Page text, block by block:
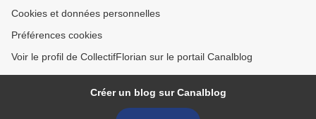
Cookies et données personnelles
Préférences cookies
Voir le profil de CollectifFlorian sur le portail Canalblog
Créer un blog sur Canalblog